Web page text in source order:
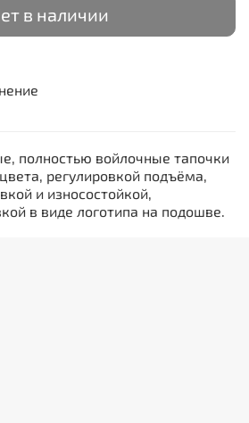
в наличии
полностью войлочные тапочки
регулировкой подъёма,
и износостойкой,
в виде логотипа на подошве.